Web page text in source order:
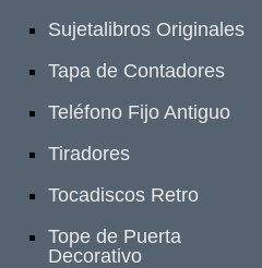
Sujetalibros Originales
Tapa de Contadores
Teléfono Fijo Antiguo
Tiradores
Tocadiscos Retro
Tope de Puerta
Decorativo